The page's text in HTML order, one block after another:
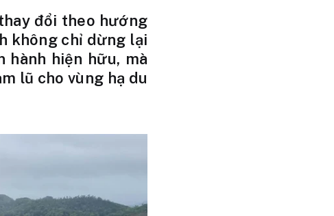
đổi theo hướng
không chỉ dừng lại
hành hiện hữu, mà
lũ cho vùng hạ du